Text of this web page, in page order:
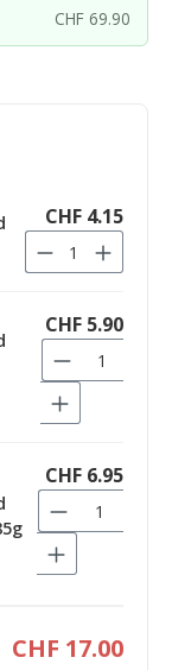
CHF 69.90
CHF 4.15
CHF 5.90
CHF 6.95
CHF 17.00